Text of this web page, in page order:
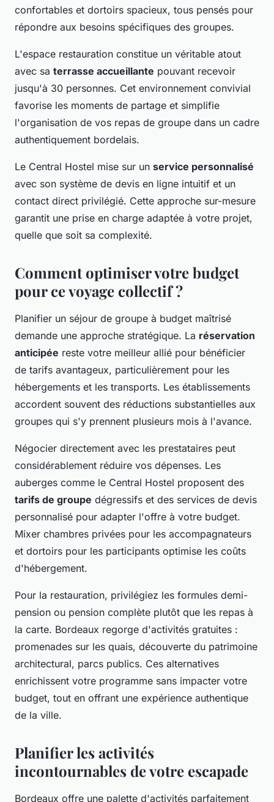
confortables et dortoirs spacieux, tous pensés pour
répondre aux besoins spécifiques des groupes.
L'espace restauration constitue un véritable atout
avec sa terrasse accueillante pouvant recevoir
jusqu'à 30 personnes. Cet environnement convivial
favorise les moments de partage et simplifie
l'organisation de vos repas de groupe dans un cadre
authentiquement bordelais.
Le Central Hostel mise sur un service personnalisé
avec son système de devis en ligne intuitif et un
contact direct privilégié. Cette approche sur-mesure
garantit une prise en charge adaptée à votre projet,
quelle que soit sa complexité.
Comment optimiser votre budget
pour ce voyage collectif ?
Planifier un séjour de groupe à budget maîtrisé
demande une approche stratégique. La réservation
anticipée reste votre meilleur allié pour bénéficier
de tarifs avantageux, particulièrement pour les
hébergements et les transports. Les établissements
accordent souvent des réductions substantielles aux
groupes qui s'y prennent plusieurs mois à l'avance.
Négocier directement avec les prestataires peut
considérablement réduire vos dépenses. Les
auberges comme le Central Hostel proposent des
tarifs de groupe dégressifs et des services de devis
personnalisé pour adapter l'offre à votre budget.
Mixer chambres privées pour les accompagnateurs
et dortoirs pour les participants optimise les coûts
d'hébergement.
Pour la restauration, privilégiez les formules demi-
pension ou pension complète plutôt que les repas à
la carte. Bordeaux regorge d'activités gratuites :
promenades sur les quais, découverte du patrimoine
architectural, parcs publics. Ces alternatives
enrichissent votre programme sans impacter votre
budget, tout en offrant une expérience authentique
de la ville.
Planifier les activités
incontournables de votre escapade
Bordeaux offre une palette d'activités parfaitement